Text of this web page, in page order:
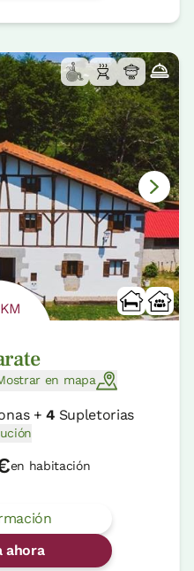
KM
en mapa
+4Supletorias
en habitación
ahora